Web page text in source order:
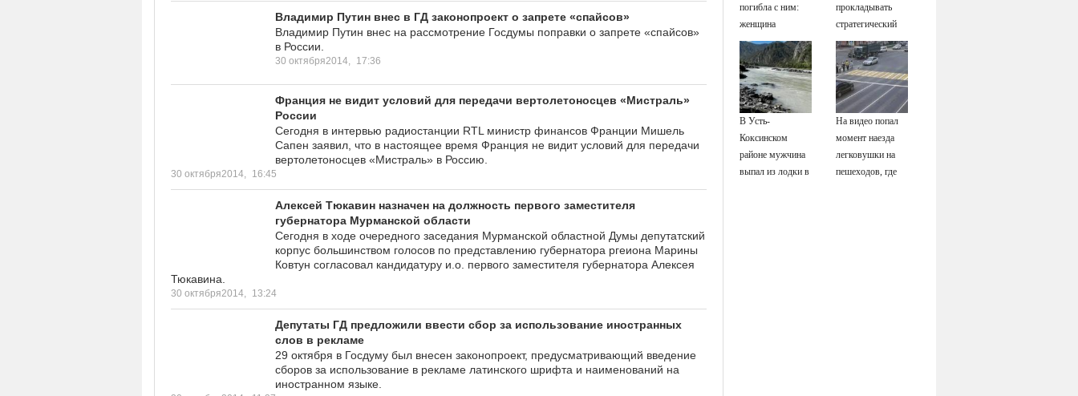
Владимир Путин внес в ГД законопроект о запрете «спайсов»
Владимир Путин внес на рассмотрение Госдумы поправки о запрете «спайсов»
в России.
30 октября2014, 17:36
Франция не видит условий для передачи вертолетоносцев «Мистраль»
России
Сегодня в интервью радиостанции RTL министр финансов Франции Мишель
Сапен заявил, что в настоящее время Франция не видит условий для передачи
вертолетоносцев «Мистраль» в Россию.
30 октября2014, 16:45
Алексей Тюкавин назначен на должность первого заместителя
губернатора Мурманской области
Сегодня в ходе очередного заседания Мурманской областной Думы депутатский
корпус большинством голосов по представлению губернатора ргеиона Марины
Ковтун согласовал кандидатуру и.о. первого заместителя губернатора Алексея
Тюкавина.
30 октября2014, 13:24
Депутаты ГД предложили ввести сбор за использование иностранных
слов в рекламе
29 октября в Госдуму был внесен законопроект, предусматривающий введение
сборов за использование в рекламе латинского шрифта и наименований на
иностранном языке.
погибла с ним:
женщина
разбилась
насмерть на
глазах у детей
06/08/2026 –
Новости
прокладывать
стратегический
интернет-кабель
В Усть-
Коксинском
районе мужчина
выпал из лодки в
На видео попал
момент наезда
легковушки на
пешеходов, где